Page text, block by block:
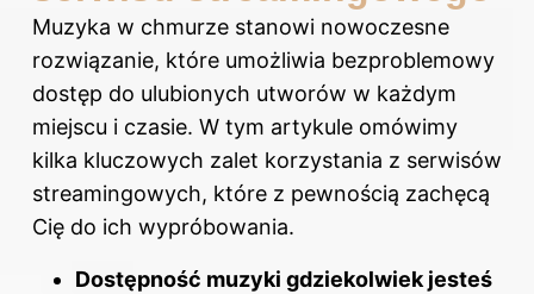
Muzyka w chmurze stanowi nowoczesne
rozwiązanie, które umożliwia bezproblemowy
dostęp do ulubionych utworów w każdym
miejscu i czasie. W tym artykule omówimy
kilka kluczowych zalet korzystania z serwisów
streamingowych, które z pewnością zachęcą
Cię do ich wypróbowania.
Dostępność muzyki gdziekolwiek jesteś